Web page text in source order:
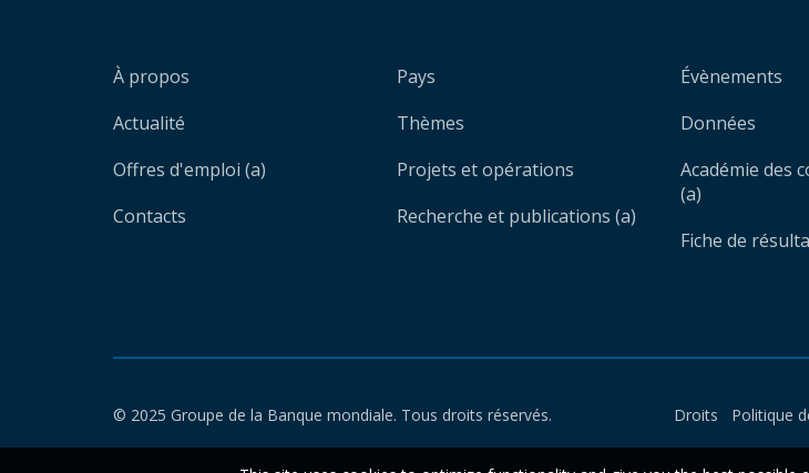
À propos
Actualité
Offres d'emploi (a)
Contacts
Pays
Thèmes
Projets et opérations
Recherche et publications (a)
Évènements
Données
Académie des
(a)
Fiche de
© 2025 Groupe de la Banque mondiale. Tous droits réservés. Droits Politique